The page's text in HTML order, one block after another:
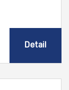
Detail